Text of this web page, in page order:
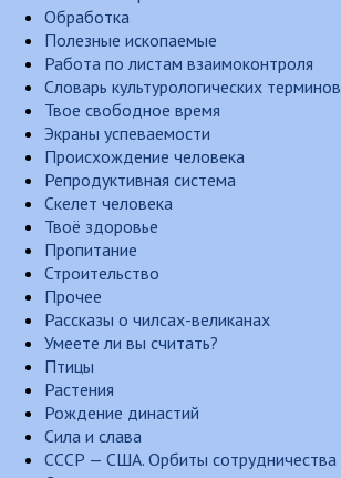
Обработка
Полезные ископаемые
Работа по листам взаимоконтроля
Словарь культурологических терминов
Твое свободное время
Экраны успеваемости
Происхождение человека
Репродуктивная система
Скелет человека
Твоё здоровье
Пропитание
Строительство
Прочее
Рассказы о чилсах-великанах
Умеете ли вы считать?
Птицы
Растения
Рождение династий
Сила и слава
СССР — США. Орбиты сотрудничества